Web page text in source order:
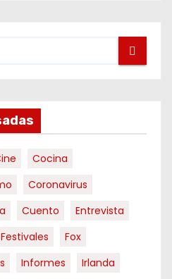
Cocina
Coronavirus
Cuento
Entrevista
Festivales
Fox
Informes
Irlanda